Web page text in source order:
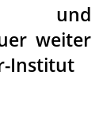
und
weiter
Institut